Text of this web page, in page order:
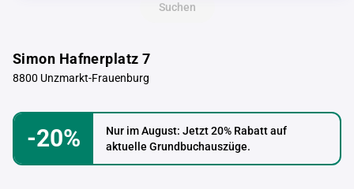
Suchen
Simon Hafnerplatz 7
8800 Unzmarkt-Frauenburg
-20%
Nur im August: Jetzt 20% Rabatt auf
aktuelle Grundbuchauszüge.